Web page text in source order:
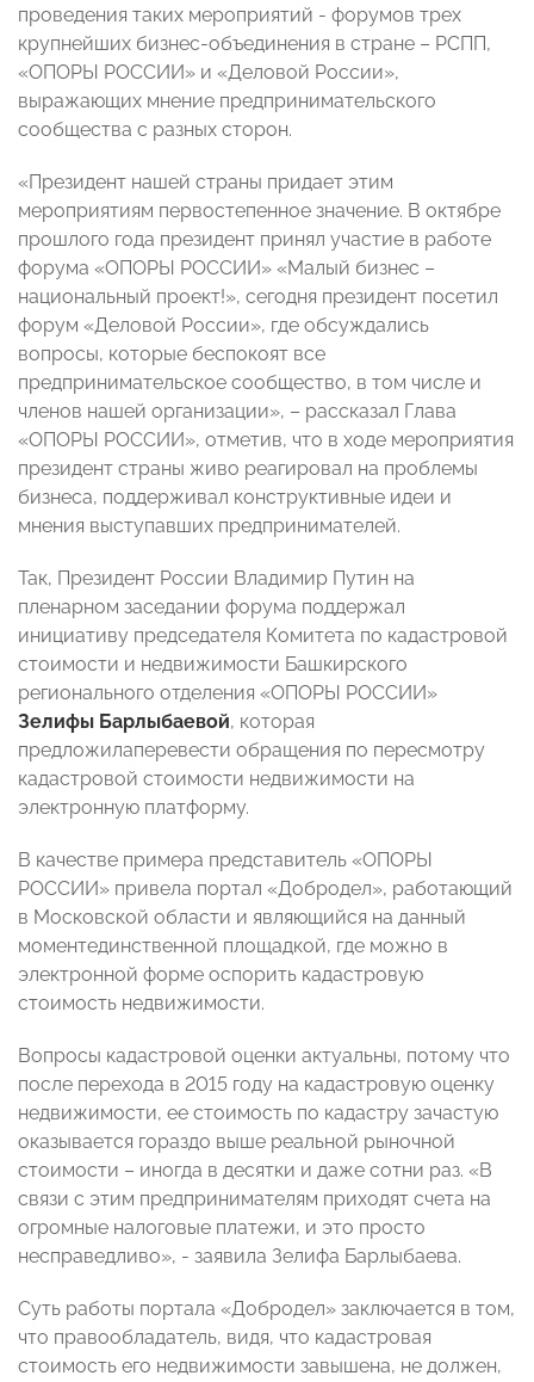
проведения таких мероприятий - форумов трех
крупнейших бизнес-объединения в стране – РСПП,
«ОПОРЫ РОССИИ» и «Деловой России»,
выражающих мнение предпринимательского
сообщества с разных сторон.
«Президент нашей страны придает этим
мероприятиям первостепенное значение. В октябре
прошлого года президент принял участие в работе
форума «ОПОРЫ РОССИИ» «Малый бизнес –
национальный проект!», сегодня президент посетил
форум «Деловой России», где обсуждались
вопросы, которые беспокоят все
предпринимательское сообщество, в том числе и
членов нашей организации», – рассказал Глава
«ОПОРЫ РОССИИ», отметив, что в ходе мероприятия
президент страны живо реагировал на проблемы
бизнеса, поддерживал конструктивные идеи и
мнения выступавших предпринимателей.
Так, Президент России Владимир Путин на
пленарном заседании форума поддержал
инициативу председателя Комитета по кадастровой
стоимости и недвижимости Башкирского
регионального отделения «ОПОРЫ РОССИИ»
Зелифы Барлыбаевой, которая
предложилаперевести обращения по пересмотру
кадастровой стоимости недвижимости на
электронную платформу.
В качестве примера представитель «ОПОРЫ
РОССИИ» привела портал «Добродел», работающий
в Московской области и являющийся на данный
моментединственной площадкой, где можно в
электронной форме оспорить кадастровую
стоимость недвижимости.
Вопросы кадастровой оценки актуальны, потому что
после перехода в 2015 году на кадастровую оценку
недвижимости, ее стоимость по кадастру зачастую
оказывается гораздо выше реальной рыночной
стоимости – иногда в десятки и даже сотни раз. «В
связи с этим предпринимателям приходят счета на
огромные налоговые платежи, и это просто
несправедливо», - заявила Зелифа Барлыбаева.
Суть работы портала «Добродел» заключается в том,
что правообладатель, видя, что кадастровая
стоимость его недвижимости завышена, не должен,